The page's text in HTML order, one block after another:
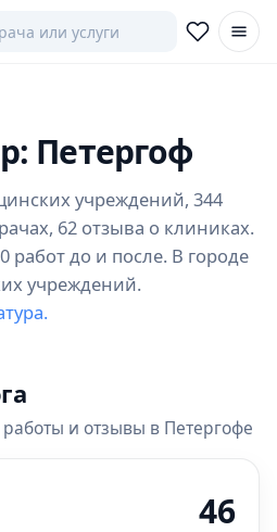
Петергоф
учреждений, 344
62 отзыва о клиниках.
работ до и после. В городе
учреждений.
и отзывы в Петергофе
46